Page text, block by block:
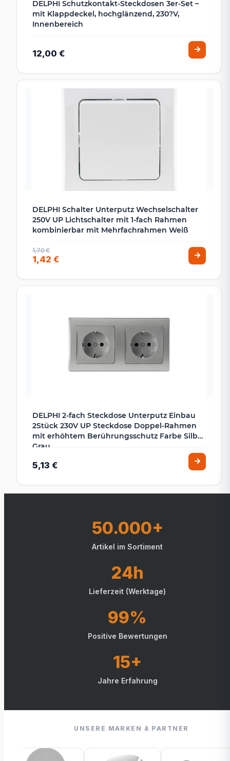
DELPHI Schutzkontakt-Steckdosen 3er-Set –
mit Klappdeckel, hochglänzend, 230?V,
Innenbereich
12,00 €
DELPHI Schalter Unterputz Wechselschalter
250V UP Lichtschalter mit 1-fach Rahmen
kombinierbar mit Mehrfachrahmen Weiß
1,70 €
1,42 €
DELPHI 2-fach Steckdose Unterputz Einbau
2Stück 230V UP Steckdose Doppel-Rahmen
mit erhöhtem Berührungsschutz Farbe Silber
Grau
5,13 €
50.000+
Artikel im Sortiment
24h
Lieferzeit (Werktage)
99%
Positive Bewertungen
15+
Jahre Erfahrung
UNSERE MARKEN & PARTNER